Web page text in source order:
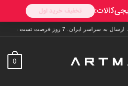
فرصت تست در منزل. 1 سال خدمات پس از فروش.
0